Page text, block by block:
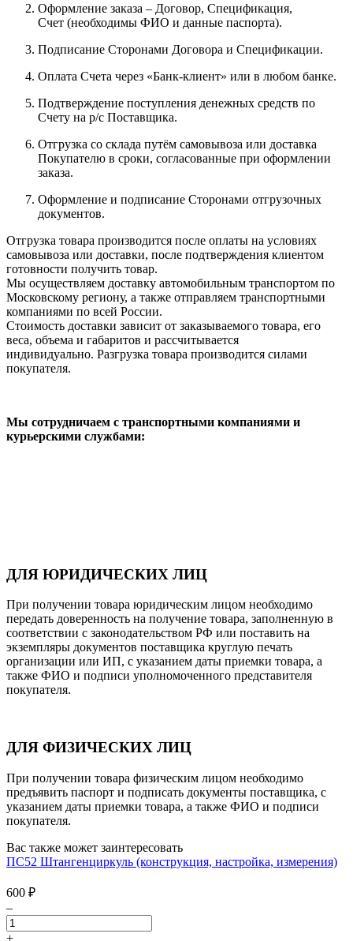
Оформление заказа – Договор, Спецификация,
Счет (необходимы ФИО и данные паспорта).
Подписание Сторонами Договора и Спецификации.
Оплата Счета через «Банк-клиент» или в любом банке.
Подтверждение поступления денежных средств по
Счету на р/с Поставщика.
Отгрузка со склада путём самовывоза или доставка
Покупателю в сроки, согласованные при оформлении
заказа.
Оформление и подписание Сторонами отгрузочных
документов.
Отгрузка товара производится после оплаты на условиях
самовывоза или доставки, после подтверждения клиентом
готовности получить товар.
Мы осуществляем доставку автомобильным транспортом по
Московскому региону, а также отправляем транспортными
компаниями по всей России.
Стоимость доставки зависит от заказываемого товара, его
веса, объема и габаритов и рассчитывается
индивидуально. Разгрузка товара производится силами
покупателя.
Мы сотрудничаем с транспортными компаниями и
курьерскими службами:
ДЛЯ ЮРИДИЧЕСКИХ ЛИЦ
При получении товара юридическим лицом необходимо
передать доверенность на получение товара, заполненную в
соответствии с законодательством РФ или поставить на
экземпляры документов поставщика круглую печать
организации или ИП, с указанием даты приемки товара, а
также ФИО и подписи уполномоченного представителя
покупателя.
ДЛЯ ФИЗИЧЕСКИХ ЛИЦ
При получении товара физическим лицом необходимо
предъявить паспорт и подписать документы поставщика, с
указанием даты приемки товара, а также ФИО и подписи
покупателя.
Вас также может заинтересовать
ПС52 Штангенциркуль (конструкция, настройка, измерения)
600 ₽
–
+